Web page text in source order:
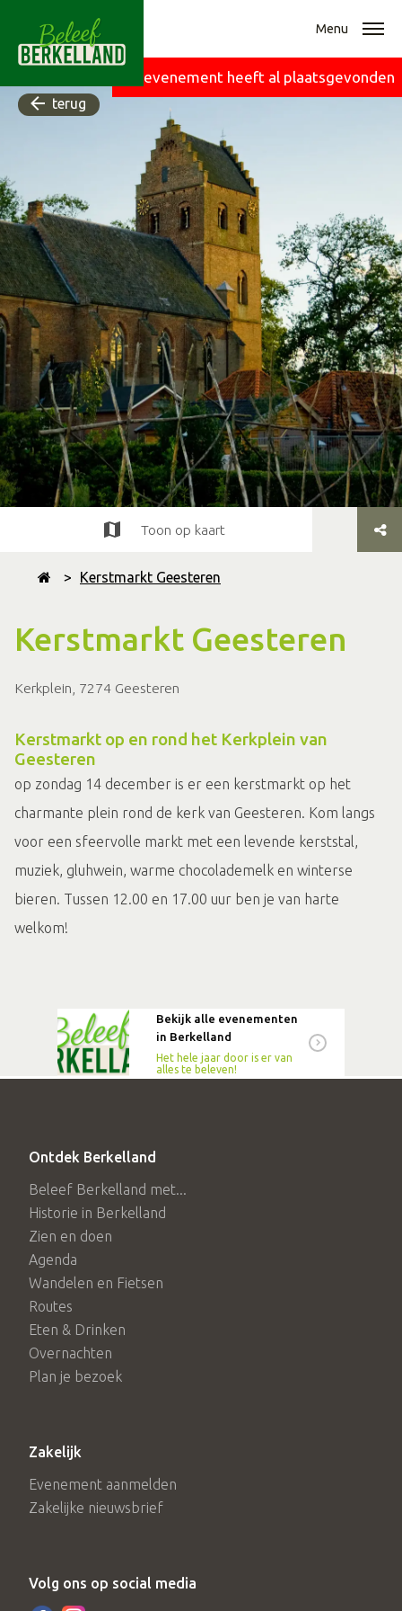
Menu
Dit evenement heeft al plaatsgevonden
terug
> Kerstmarkt Geesteren
Kerstmarkt Geesteren
Kerkplein, 7274 Geesteren
Toon op kaart
Kerstmarkt op en rond het Kerkplein van
Geesteren
op zondag 14 december is er een kerstmarkt op het
charmante plein rond de kerk van Geesteren. Kom langs
voor een sfeervolle markt met een levende kerststal,
muziek, gluhwein, warme chocolademelk en winterse
bieren. Tussen 12.00 en 17.00 uur ben je van harte
welkom!
Bekijk alle evenementen
in Berkelland
Het hele jaar door is er van
alles te beleven!
Ontdek Berkelland
Beleef Berkelland met...
Historie in Berkelland
Zien en doen
Agenda
Wandelen en Fietsen
Routes
Eten & Drinken
Overnachten
Plan je bezoek
Zakelijk
Evenement aanmelden
Zakelijke nieuwsbrief
Volg ons op social media